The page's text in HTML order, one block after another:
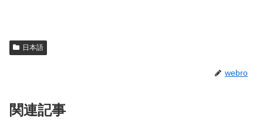
日本語
webro
関連記事